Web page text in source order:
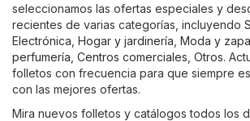
seleccionamos las ofertas especiales y
recientes de varias categorías, incluyendo
Electrónica Hogar y jardinería Moda y
perfumería Centros comerciales Otros.
folletos con frecuencia para que siempre
con las mejores ofertas.
Mira nuevos folletos y catálogos todos los